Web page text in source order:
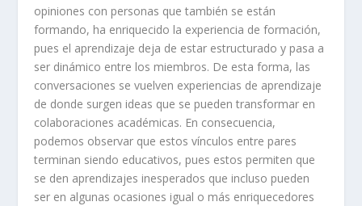
opiniones con personas que también se están
formando, ha enriquecido la experiencia de formación,
pues el aprendizaje deja de estar estructurado y pasa a
ser dinámico entre los miembros. De esta forma, las
conversaciones se vuelven experiencias de aprendizaje
de donde surgen ideas que se pueden transformar en
colaboraciones académicas. En consecuencia,
podemos observar que estos vínculos entre pares
terminan siendo educativos, pues estos permiten que
se den aprendizajes inesperados que incluso pueden
ser en algunas ocasiones igual o más enriquecedores